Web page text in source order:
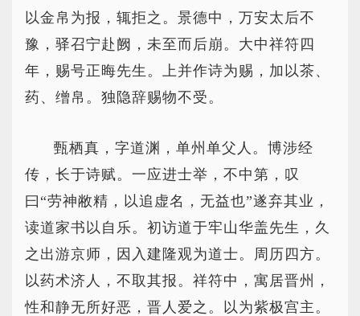
以金帛为报，辄拒之。景德中，万安太后不
豫，驿召宁赴阙，未至而后崩。大中祥符四
年，赐号正晦先生。上并作诗为赐，加以茶、
药、缯帛。独隐辞赐物不受。
甄栖真，字道渊，单州单父人。博涉经
传，长于诗赋。一应进士举，不中第，叹
曰“劳神敝精，以追虚名，无益也”遂弃其业，
读道家书以自乐。初访道于牢山华盖先生，久
之出游京师，因入建隆观为道士。周历四方。
以药术济人，不取其报。祥符中，寓居晋州，
性和静无所好恶，晋人爱之。以为紫极宫主。